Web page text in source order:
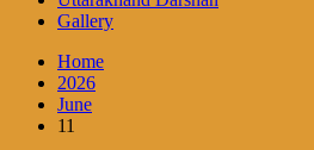
Gallery
Home
2026
June
11